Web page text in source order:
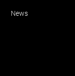
News